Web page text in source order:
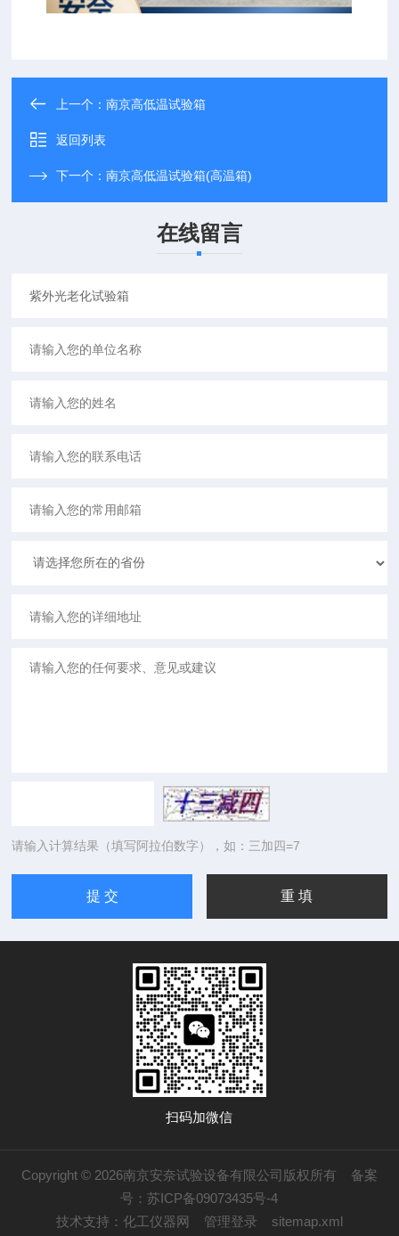
上一个：南京高低温试验箱
返回列表
下一个：南京高低温试验箱(高温箱)
在线留言
请输入计算结果（填写阿拉伯数字），如：三加四=7
扫码加微信
Copyright © 2026南京安奈试验设备有限公司版权所有 备案
号：苏ICP备09073435号-4
技术支持： 化工仪器网 管理登录 sitemap.xml